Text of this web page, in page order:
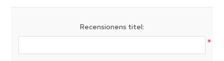
Recensionens titel:
*